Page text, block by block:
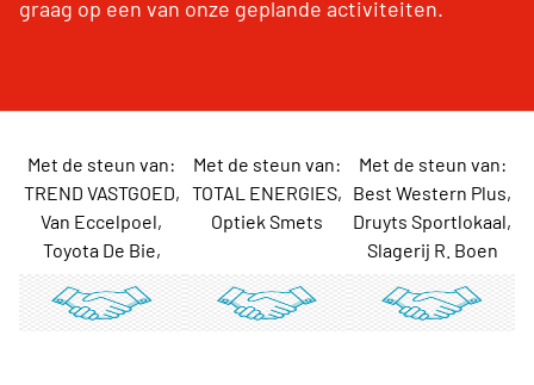
graag op een van onze geplande activiteiten.
Met de steun van:
TREND VASTGOED,
Van Eccelpoel,
Toyota De Bie,
Met de steun van:
TOTAL ENERGIES,
Optiek Smets
Met de steun van:
Best Western Plus,
Druyts Sportlokaal,
Slagerij R. Boen